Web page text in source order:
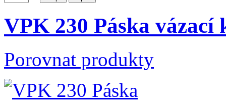
VPK 230 Páska
Porovnat produkty